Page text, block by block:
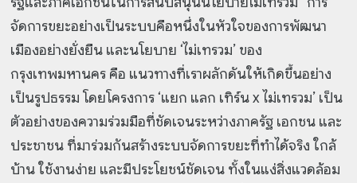
จัดการขยะอย่างเป็นระบบคือหนึ่งในหัวใจของการพัฒนา
เมืองอย่างยั่งยืน และนโยบาย ‘ไม่เทรวม’ ของ
กรุงเทพมหานคร คือ แนวทางที่เราผลักดันให้เกิดขึ้นอย่าง
เป็นรูปธรรม โดยโครงการ ‘แยก แลก เทิร์น x ไม่เทรวม’ เป็น
ตัวอย่างของความร่วมมือที่ชัดเจนระหว่างภาครัฐ เอกชน และ
ประชาชน ที่มาร่วมกันสร้างระบบจัดการขยะที่ทำได้จริง ใกล้
บ้าน ใช้งานง่าย และมีประโยชน์ชัดเจน ทั้งในแง่สิ่งแวดล้อม